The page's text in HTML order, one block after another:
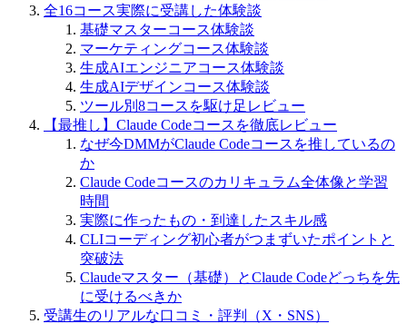
全16コース実際に受講した体験談
基礎マスターコース体験談
マーケティングコース体験談
生成AIエンジニアコース体験談
生成AIデザインコース体験談
ツール別8コースを駆け足レビュー
【最推し】Claude Codeコースを徹底レビュー
なぜ今DMMがClaude Codeコースを推しているの
か
Claude Codeコースのカリキュラム全体像と学習
時間
実際に作ったもの・到達したスキル感
CLIコーディング初心者がつまずいたポイントと
突破法
Claudeマスター（基礎）とClaude Codeどっちを先
に受けるべきか
受講生のリアルな口コミ・評判（X・SNS）